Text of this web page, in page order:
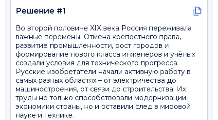
Решение #1
Во второй половине XIX века Россия переживала
важные перемены. Отмена крепостного права,
развитие промышленности, рост городов и
формирование нового класса инженеров и учёных
создали условия для технического прогресса.
Русские изобретатели начали активную работу в
самых разных областях – от электричества до
машиностроения, от связи до строительства. Их
труды не только способствовали модернизации
экономики страны, но и оставили след в мировой
науке и технике.